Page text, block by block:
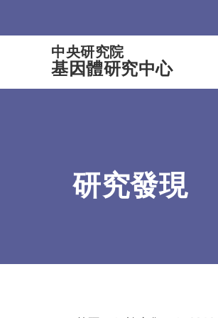
中央研究院
基因體研究中心
研究發現